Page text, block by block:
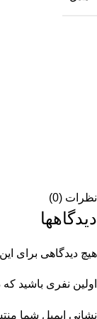
نظرات (0)
دیدگاهها
هیچ دیدگاهی برای
اولین نفری باشید که
نشانی ایمیل شما